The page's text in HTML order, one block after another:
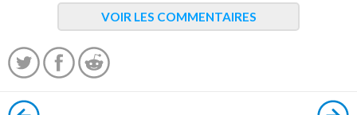
VOIR LES COMMENTAIRES